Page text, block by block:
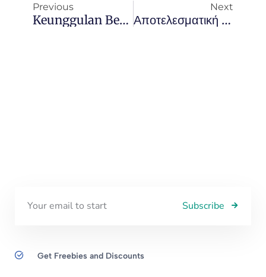
Previous
Keunggulan Bermain Di Vavada Casino Dan Tips Memaksimalkan Setiap Putaran Anda
Next
Αποτελεσματική Προπόνηση Γύρω Από Το Only Spins Για Μέγιστη Απόδοση Και Ευεξία
Subscribe
Get Freebies and Discounts